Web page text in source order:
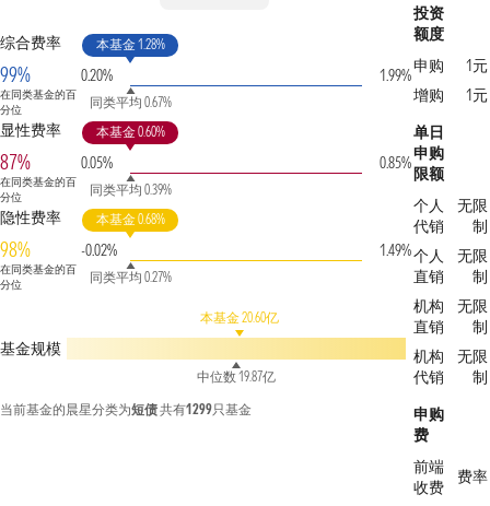
综合费率
99%
在同类基金的百
分位
0.20%
本基金 1.28%
同类平均 0.67%
1.99%
显性费率
87%
在同类基金的百
分位
0.05%
本基金 0.60%
同类平均 0.39%
0.85%
隐性费率
98%
在同类基金的百
分位
-0.02%
本基金 0.68%
同类平均 0.27%
1.49%
基金规模
本基金 20.60亿
中位数 19.87亿
当前基金的晨星分类为短债共有1299只基金
投资
额度
申购
1元
增购
1元
单日
申购
限额
个人
代销
无限
制
个人
直销
无限
制
机构
直销
无限
制
机构
代销
无限
制
申购
费
前端
收费
费率